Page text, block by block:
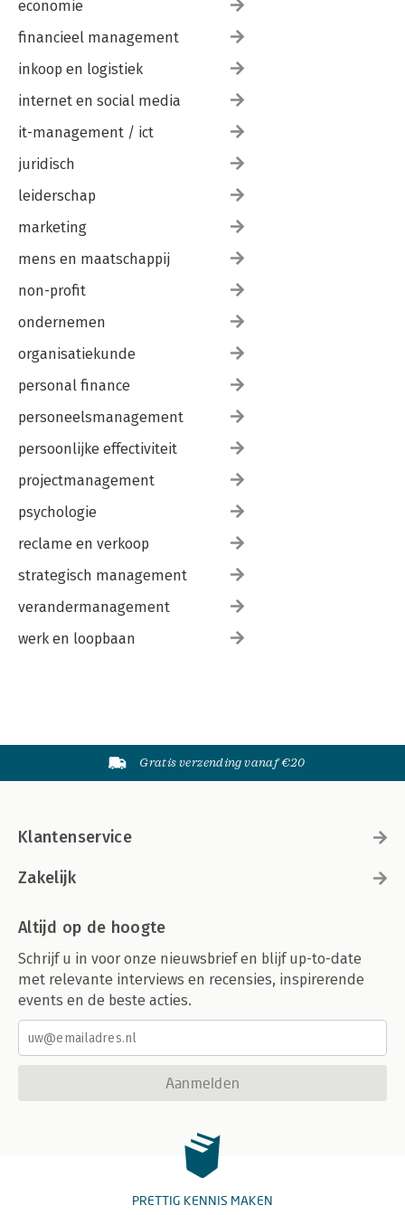
economie
financieel management
inkoop en logistiek
internet en social media
it-management / ict
juridisch
leiderschap
marketing
mens en maatschappij
non-profit
ondernemen
organisatiekunde
personal finance
personeelsmanagement
persoonlijke effectiviteit
projectmanagement
psychologie
reclame en verkoop
strategisch management
verandermanagement
werk en loopbaan
Gratis verzending vanaf €20
Klantenservice
Zakelijk
Altijd op de hoogte
Schrijf u in voor onze nieuwsbrief en blijf up-to-date
met relevante interviews en recensies, inspirerende
events en de beste acties.
Aanmelden
PRETTIG KENNIS MAKEN